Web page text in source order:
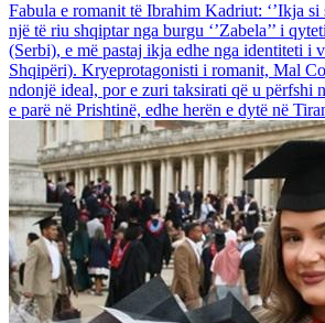
Fabula e romanit të Ibrahim Kadriut: ‘’Ikja si
një të riu shqiptar nga burgu ‘’Zabela’’ i
(Serbi), e më pastaj ikja edhe nga identiteti i
Shqipëri). Kryeprotagonisti i romanit, Mal
ndonjë ideal, por e zuri taksirati që u përfshi
e parë në Prishtinë, edhe herën e dytë në